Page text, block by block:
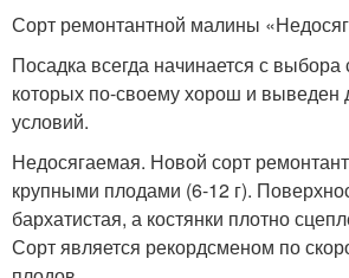
Сорт ремонтантной малины
Посадка всегда начинается с
которых по-своему хорош и выведен
условий.
Недосягаемая. Новой сорт
крупными плодами (6-12 г).
бархатистая, а костянки плотно
Сорт является рекордсменом по